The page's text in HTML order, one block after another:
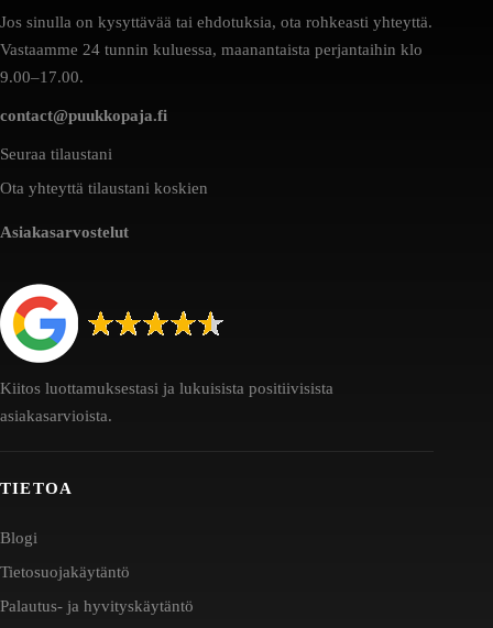
Jos sinulla on kysyttävää tai ehdotuksia, ota rohkeasti yhteyttä.
Vastaamme 24 tunnin kuluessa, maanantaista perjantaihin klo
9.00–17.00.
contact@puukkopaja.fi
Seuraa tilaustani
Ota yhteyttä tilaustani koskien
Asiakasarvostelut
Kiitos luottamuksestasi ja lukuisista positiivisista
asiakasarvioista.
TIETOA
Blogi
Tietosuojakäytäntö
Palautus- ja hyvityskäytäntö